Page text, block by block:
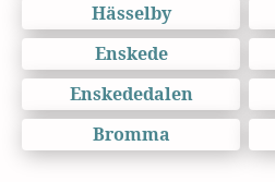
Hässelby
Enskede
Enskededalen
Bromma